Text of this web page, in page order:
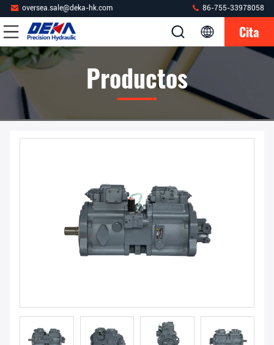
oversea.sale@deka-hk.com 86-755-33978058
Cita
Productos